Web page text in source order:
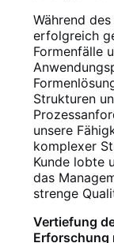
Während
erfolgreich
Formenfälle
Strukturen
unsere
komplexer
Kunde lobte
das
strenge
Vertiefung
Erforschung